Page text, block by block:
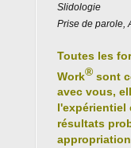
Slidologie
Prise de parole,
Toutes les
Work® sont
avec vous,
l'expérientiel
résultats